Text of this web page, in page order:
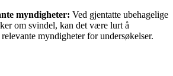
myndigheter: Ved gjentatte ubehagelige
om svindel, kan det være lurt å
myndigheter for undersøkelser.